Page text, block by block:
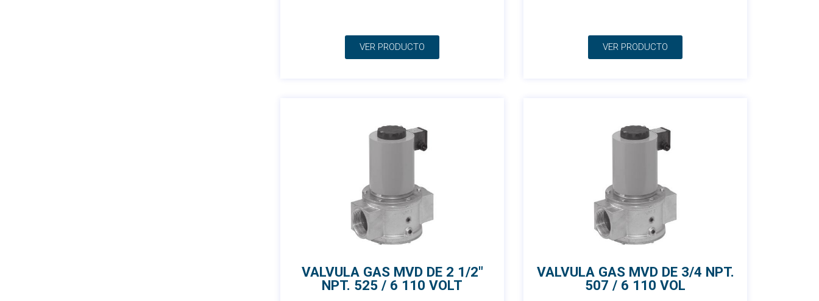
VER PRODUCTO VER PRODUCTO
VALVULA GAS MVD DE 2 1/2″
NPT. 525 / 6 110 VOLT
VALVULA GAS MVD DE 3/4 NPT.
507 / 6 110 VOL